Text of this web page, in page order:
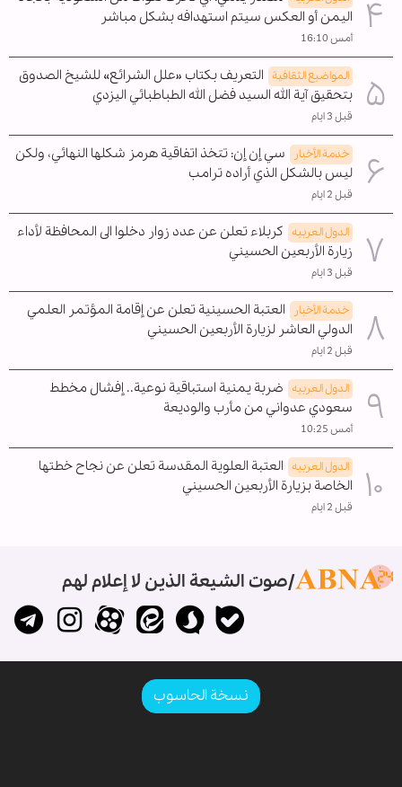
اليمن أو العكس سيتم استهدافه بشكل مباشر
أمس 16:10
المواضیع الثقافية التعريف بكتاب «علل الشرائع» للشيخ الصدوق
بتحقيق آية الله السيد فضل الله الطباطبائي اليزدي
قبل 3 ايام
خدمة الأخبار
سي إن إن: تتخذ اتفاقية هرمز شكلها النهائي، ولكن
ليس بالشكل الذي أراده ترامب
قبل 2 ايام
الدول العربیه كربلاء تعلن عن عدد زوار دخلوا الى المحافظة لأداء
زيارة الأربعين الحسيني
قبل 3 ايام
خدمة الأخبار
العتبة الحسينية تعلن عن إقامة المؤتمر العلمي
الدولي العاشر لزيارة الأربعين الحسيني
قبل 2 ايام
الدول العربیه ضربة يمنية استباقية نوعية.. إفشال مخطط
سعودي عدواني من مأرب والوديعة
أمس 10:25
الدول العربیه العتبة العلوية المقدسة تعلن عن نجاح خطتها
الخاصة بزيارة الأربعين الحسيني
قبل 2 ايام
صوت الشيعة الذين لا إعلام لهم
نسخة الحاسوب